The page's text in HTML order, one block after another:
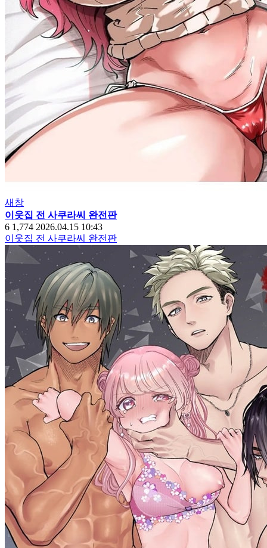
새창
이웃집 전 사쿠라씨 완전판
6 1,774 2026.04.15 10:43
이웃집 전 사쿠라씨 완전판